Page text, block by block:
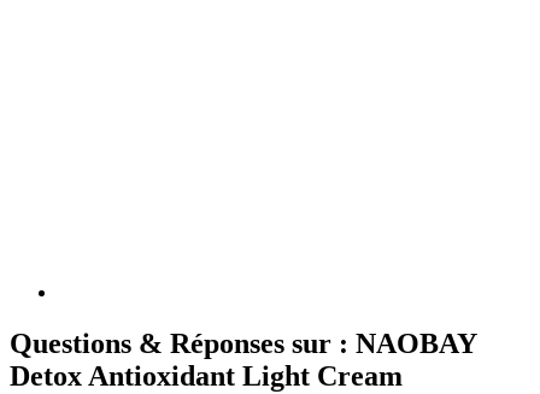
Questions & Réponses sur : NAOBAY
Detox Antioxidant Light Cream